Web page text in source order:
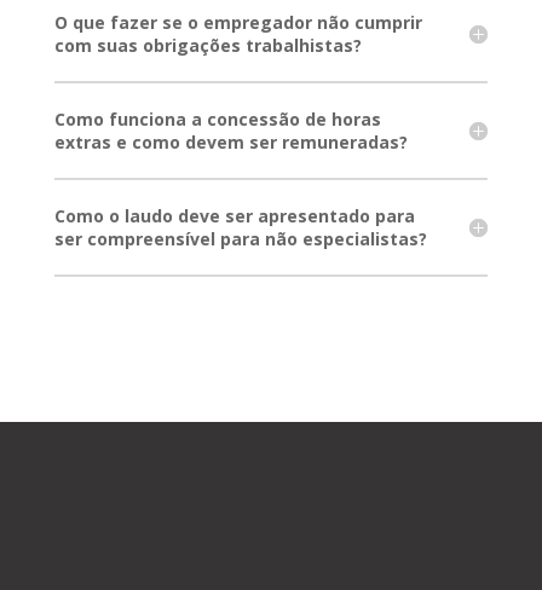
O que fazer se o empregador não cumprir
com suas obrigações trabalhistas?
Como funciona a concessão de horas
extras e como devem ser remuneradas?
Como o laudo deve ser apresentado para
ser compreensível para não especialistas?